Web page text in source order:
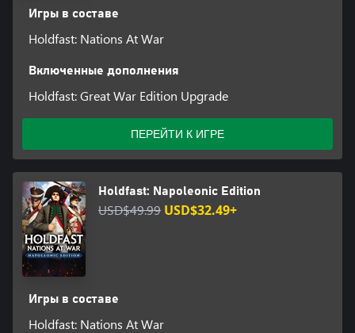
Игры в составе
Holdfast: Nations At War
Включенные дополнения
Holdfast: Great War Edition Upgrade
ПЕРЕЙТИ К ИГРЕ
Holdfast: Napoleonic Edition
USD$49.99 USD$32.49+
Игры в составе
Holdfast: Nations At War